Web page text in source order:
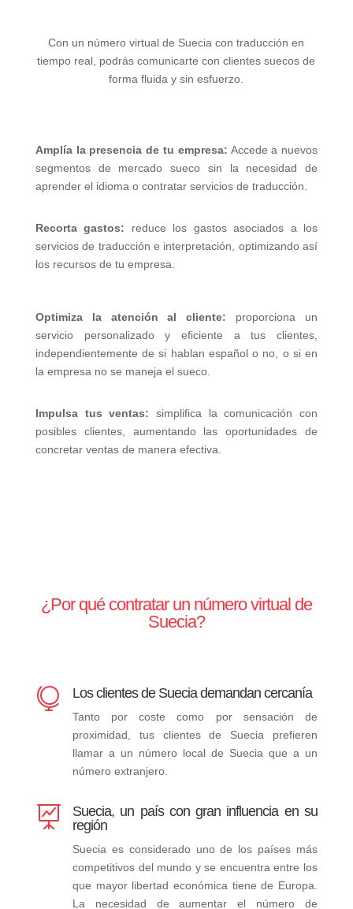
Con un número virtual de Suecia con traducción en
tiempo real, podrás comunicarte con clientes suecos de
forma fluida y sin esfuerzo.
Amplía la presencia de tu empresa: Accede a nuevos
segmentos de mercado sueco sin la necesidad de
aprender el idioma o contratar servicios de traducción.
Recorta gastos: reduce los gastos asociados a los
servicios de traducción e interpretación, optimizando así
los recursos de tu empresa.
Optimiza la atención al cliente: proporciona un
servicio personalizado y eficiente a tus clientes,
independientemente de si hablan español o no, o si en
la empresa no se maneja el sueco.
Impulsa tus ventas: simplifica la comunicación con
posibles clientes, aumentando las oportunidades de
concretar ventas de manera efectiva.
¿Por qué contratar un número virtual de
Suecia?
 Los clientes de Suecia demandan cercanía
Tanto por coste como por sensación de
proximidad, tus clientes de Suecia prefieren
llamar a un número local de Suecia que a un
número extranjero.

Suecia, un país con gran influencia en su
región
Suecia es considerado uno de los países más
competitivos del mundo y se encuentra entre los
que mayor libertad económica tiene de Europa.
La necesidad de aumentar el número de